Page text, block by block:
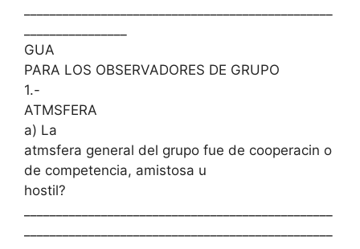
GUA
PARA LOS OBSERVADORES DE GRUPO
1.-
ATMSFERA
a) La
atmsfera general del grupo fue de cooperacin o
de competencia, amistosa u
hostil?